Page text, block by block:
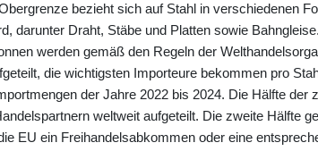
bezieht sich auf Stahl in verschiedenen
darunter Draht, Stäbe und Platten sowie Bahngleise.
werden gemäß den Regeln der
die wichtigsten Importeure bekommen pro
der Jahre 2022 bis 2024. Die Hälfte der
weltweit aufgeteilt. Die zweite Hälfte
EU ein Freihandelsabkommen oder eine